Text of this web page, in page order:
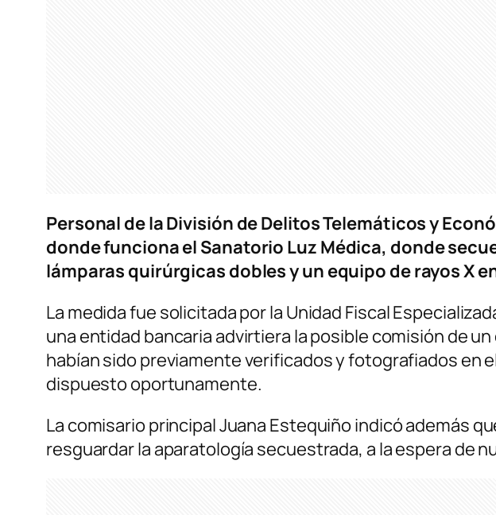
Personal de la División de Delitos Telemáticos y
donde funciona el Sanatorio Luz Médica, donde
lámparas quirúrgicas dobles y un equipo de rayos X
La medida fue solicitada por la Unidad Fiscal
una entidad bancaria advirtiera la posible comisión de
habían sido previamente verificados y fotografiados en
dispuesto oportunamente.
La comisario principal Juana Estequiño indicó además
resguardar la aparatología secuestrada, a la espera de